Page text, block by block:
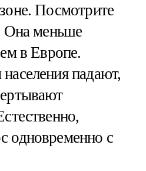
Посмотрите
Она меньше
в Европе.
падают,
одновременно с